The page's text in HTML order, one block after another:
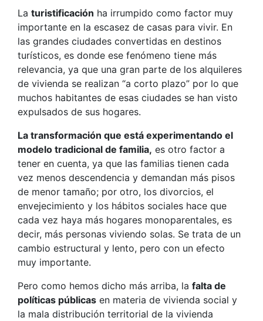
La turistificación ha irrumpido como factor muy
importante en la escasez de casas para vivir. En
las grandes ciudades convertidas en destinos
turísticos, es donde ese fenómeno tiene más
relevancia, ya que una gran parte de los alquileres
de vivienda se realizan “a corto plazo” por lo que
muchos habitantes de esas ciudades se han visto
expulsados de sus hogares.
La transformación que está experimentando el
modelo tradicional de familia, es otro factor a
tener en cuenta, ya que las familias tienen cada
vez menos descendencia y demandan más pisos
de menor tamaño; por otro, los divorcios, el
envejecimiento y los hábitos sociales hace que
cada vez haya más hogares monoparentales, es
decir, más personas viviendo solas. Se trata de un
cambio estructural y lento, pero con un efecto
muy importante.
Pero como hemos dicho más arriba, la falta de
políticas públicas en materia de vivienda social y
la mala distribución territorial de la vivienda